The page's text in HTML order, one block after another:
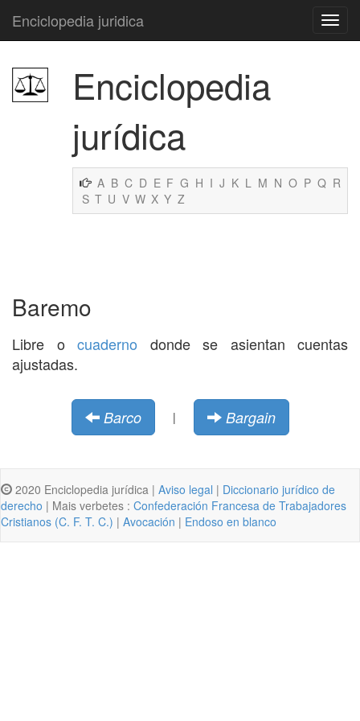
Enciclopedia juridica
Enciclopedia
jurídica
A B C D E F G H I J K L M N O P Q R
S T U V W X Y Z
Baremo
Libre o cuaderno donde se asientan cuentas
ajustadas.
Barco | Bargain
2020 Enciclopedia jurídica | Aviso legal | Diccionario jurídico de
derecho | Mais verbetes : Confederación Francesa de Trabajadores
Cristianos (C. F. T. C.) | Avocación | Endoso en blanco